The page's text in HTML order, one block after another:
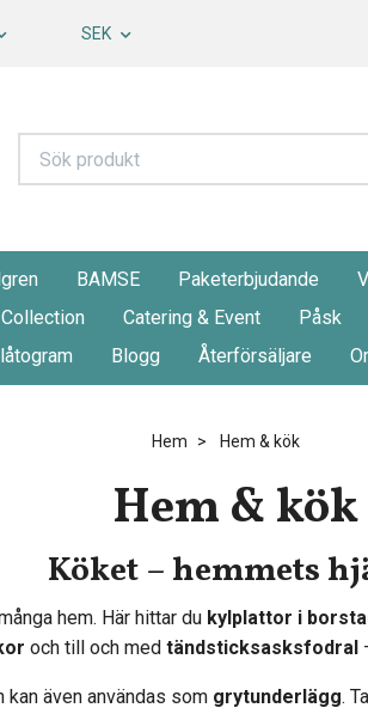
SEK
BAMSE Paketerbjudande
Catering & Event Påsk
Blogg Återförsäljare
Hem Hem & kök
Hem & kök
Köket – hemmets
hem. Här hittar du kylplattor i
och till och med tändsticksasksfodral
kan även användas som grytunderlägg.